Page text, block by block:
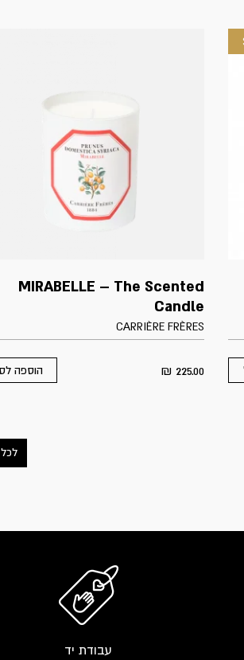
MIRABELLE – The Scented
Candle
CARRIÈRE FRÈRES
225.00
₪ הוספה
עבודת יד